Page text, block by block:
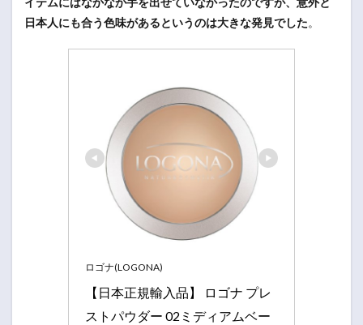
日本人にも合う色味があるというのは大きな発見でした。
ロゴナ(LOGONA)
【日本正規輸入品】 ロゴナ プレ
ストパウダー 02ミディアムベー